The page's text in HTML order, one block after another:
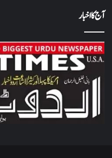
آج کا اخبار